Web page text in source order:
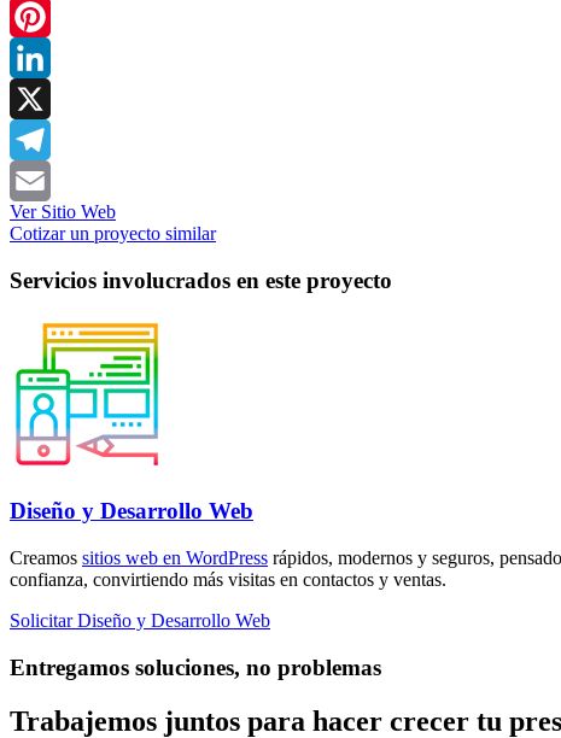
WhatsApp
Pinterest
LinkedIn
X
Telegram
Email
Ver Sitio Web
Cotizar un proyecto similar
Servicios involucrados en este proyecto
Diseño y Desarrollo Web
Creamos sitios web en WordPress rápidos, modernos y seguros,
confianza, convirtiendo más visitas en contactos y ventas.
Solicitar Diseño y Desarrollo Web
Entregamos soluciones, no problemas
Trabajemos juntos para hacer crecer tu